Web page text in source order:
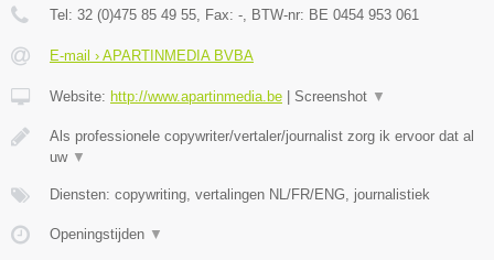
Tel: 32 (0)475 85 49 55 , Fax: - , BTW-nr: BE 0454 953 061
E-mail › APARTINMEDIA BVBA
Website: http://www.apartinmedia.be | Screenshot ▼
Als professionele copywriter/vertaler/journalist zorg ik ervoor dat al
uw ▼
Diensten: copywriting, vertalingen NL/FR/ENG, journalistiek
Openingstijden ▼